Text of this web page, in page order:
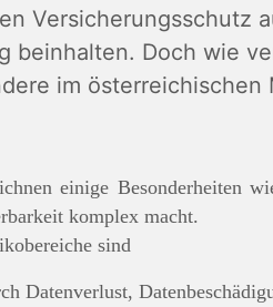
Versicherungsschutz
beinhalten. Doch wie
im österreichischen
einige Besonderheiten
komplex macht.
sind
Datenverlust,